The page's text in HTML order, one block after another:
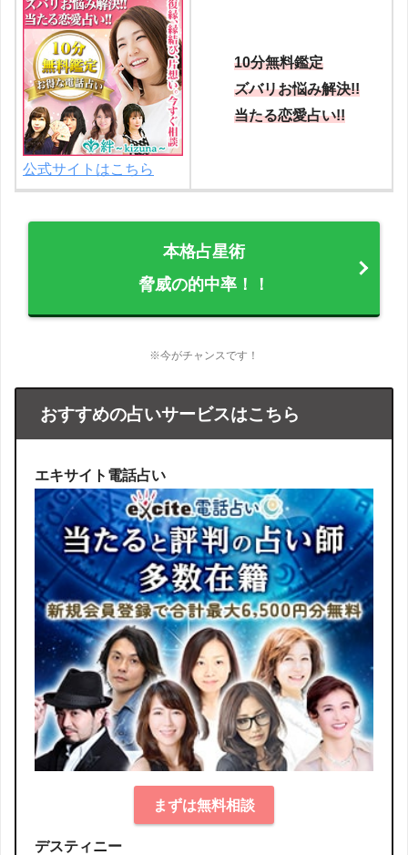
公式サイトはこちら
10分無料鑑定
ズバリお悩み解決!!
当たる恋愛占い!!
本格占星術
脅威の的中率！！
※今がチャンスです！
おすすめの占いサービスはこちら
エキサイト電話占い
まずは無料相談
デスティニー